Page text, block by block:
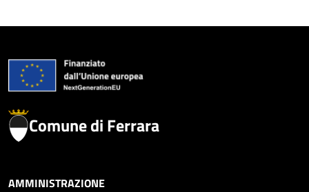
Comune di Ferrara
AMMINISTRAZIONE